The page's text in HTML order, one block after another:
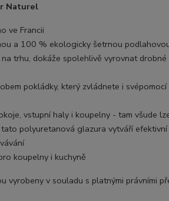
Naturel
ve Francii
a 100 % ekologicky šetrnou
na trhu, dokáže spolehlivě vyrovnat
pokládky, který zvládnete i svépomocí
vstupní haly i koupelny - tam všude
polyuretanová glazura vytváří
koupelny i kuchyně
vyrobeny v souladu s platnými právními